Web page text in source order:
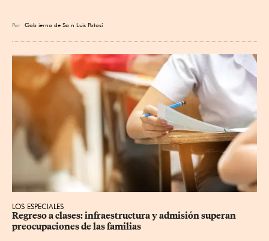
Por Gob ierno de Sa n Luis Potosí
LOS ESPECIALES
Regreso a clases: infraestructura y admisión superan
preocupaciones de las familias